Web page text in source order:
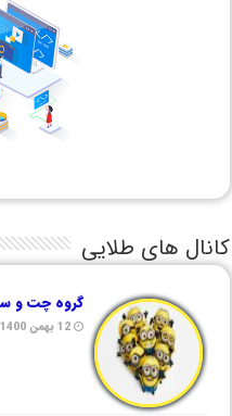
کانال های طلایی
گروه چت و
12 بهمن 1400